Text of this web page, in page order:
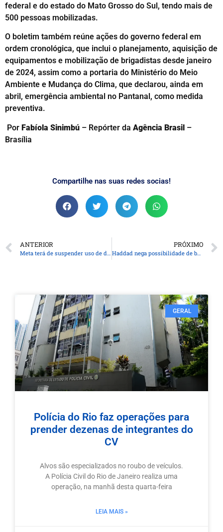
federal e do estado do Mato Grosso do Sul, tendo mais de
500 pessoas mobilizadas.
O boletim também reúne ações do governo federal em
ordem cronológica, que inclui o planejamento, aquisição de
equipamentos e mobilização de brigadistas desde janeiro
de 2024, assim como a portaria do Ministério do Meio
Ambiente e Mudança do Clima, que declarou, ainda em
abril, emergência ambiental no Pantanal, como medida
preventiva.
Por Fabíola Sinimbú – Repórter da Agência Brasil –
Brasília
Compartilhe nas suas redes socias!
ANTERIOR
Meta terá de suspender uso de dados na internet para treinar IA
PRÓXIMO
Haddad nega possibilidade de baixar IOF cambial para segurar dólar
GERAL
Polícia do Rio faz operações para
prender dezenas de integrantes do
CV
Alvos são especializados no roubo de veículos.
A Polícia Civil do Rio de Janeiro realiza uma
operação, na manhã desta quarta-feira
LEIA MAIS »